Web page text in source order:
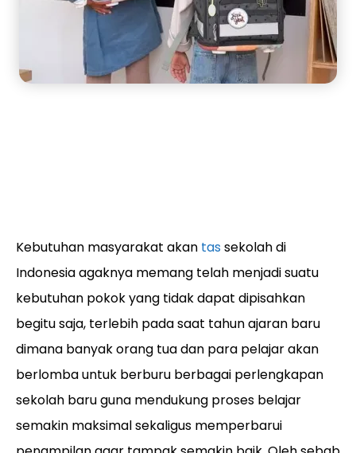
Kebutuhan masyarakat akan tas sekolah di
Indonesia agaknya memang telah menjadi suatu
kebutuhan pokok yang tidak dapat dipisahkan
begitu saja, terlebih pada saat tahun ajaran baru
dimana banyak orang tua dan para pelajar akan
berlomba untuk berburu berbagai perlengkapan
sekolah baru guna mendukung proses belajar
semakin maksimal sekaligus memperbarui